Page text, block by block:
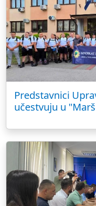
Predstavnici
učestvuju u